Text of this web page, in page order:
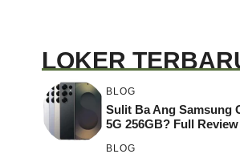
LOKER
BLOG
Sulit Ba Ang Samsung
5G 256GB? Full Review
BLOG